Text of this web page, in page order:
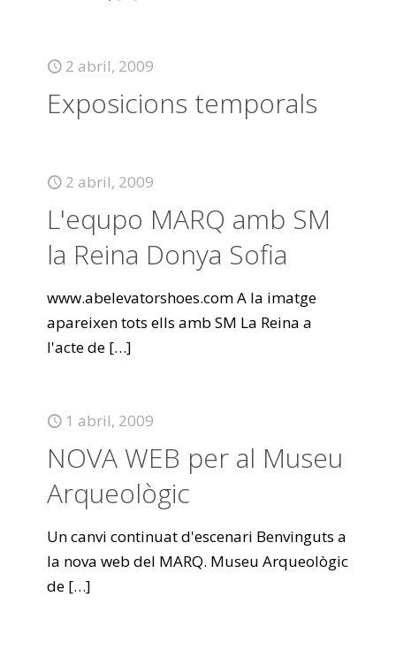
2 abril, 2009
Exposicions temporals
2 abril, 2009
L'equpo MARQ amb SM
la Reina Donya Sofia
www.abelevatorshoes.com A la imatge
apareixen tots ells amb SM La Reina a
l'acte de […]
1 abril, 2009
NOVA WEB per al Museu
Arqueològic
Un canvi continuat d'escenari Benvinguts a
la nova web del MARQ. Museu Arqueològic
de […]